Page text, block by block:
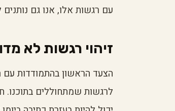
עם רגשות אלו, אנו גם
זיהוי רגשות לא
הצעד הראשון בהתמודדות עם
לרגשות שמתחוללים בתוכנו.